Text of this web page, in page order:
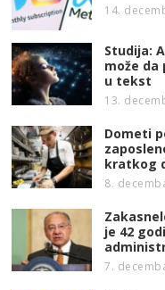
14.
Studija:
može da
u tekst
13.
Dometi
kratkog
8.
je 42
7.